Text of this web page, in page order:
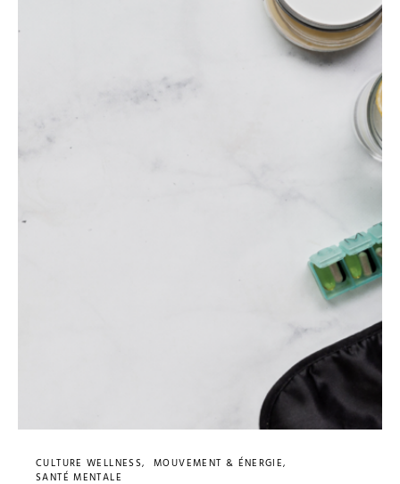
CULTURE WELLNESS
MOUVEMENT & ÉNERGIE
SANTÉ MENTALE